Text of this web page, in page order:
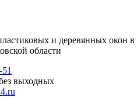
и деревянных окон в
области
выходных